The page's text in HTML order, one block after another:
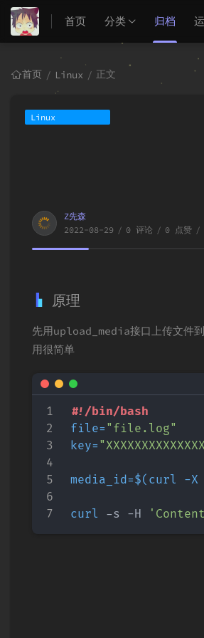
首页 分类 归档
首页 / Linux / 正文
Linux
Z先森
2022-08-29 / 0 评论 / 0 点赞 /
原理
先用upload_media接口上传文件
用很简单
#!/bin/bash
file= "file.log"
key=
media_id=$( curl -X
curl -s -H